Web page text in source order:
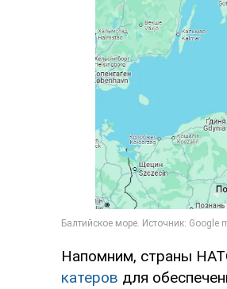
Напомним, страны
катеров для